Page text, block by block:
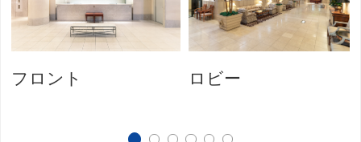
フロント ロビー